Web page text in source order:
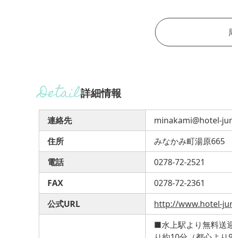
詳細情報
連絡先
minakami@hotel-
住所
みなかみ町湯原665
電話
0278-72-2521
FAX
0278-72-2361
公式URL
http://www.hotel-
■水上駅より無料送